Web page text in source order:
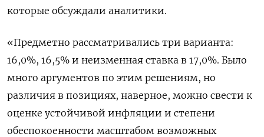
которые обсуждали аналитики.
«Предметно рассматривались три варианта:
16,0%, 16,5% и неизменная ставка в 17,0%. Было
много аргументов по этим решениям, но
различия в позициях, наверное, можно свести к
оценке устойчивой инфляции и степени
обеспокоенности масштабом возможных